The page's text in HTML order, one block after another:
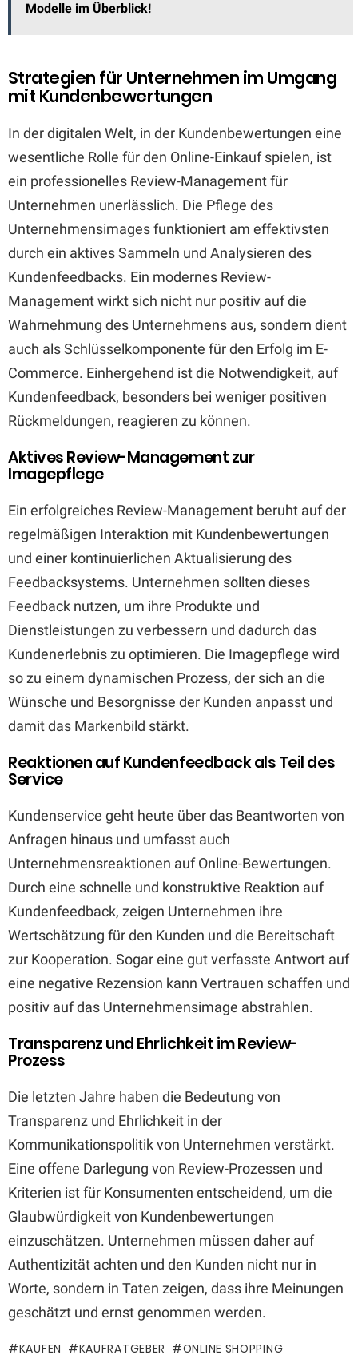
Modelle im Überblick!
Strategien für Unternehmen im Umgang
mit Kundenbewertungen
In der digitalen Welt, in der Kundenbewertungen eine
wesentliche Rolle für den Online-Einkauf spielen, ist
ein professionelles Review-Management für
Unternehmen unerlässlich. Die Pflege des
Unternehmensimages funktioniert am effektivsten
durch ein aktives Sammeln und Analysieren des
Kundenfeedbacks. Ein modernes Review-
Management wirkt sich nicht nur positiv auf die
Wahrnehmung des Unternehmens aus, sondern dient
auch als Schlüsselkomponente für den Erfolg im E-
Commerce. Einhergehend ist die Notwendigkeit, auf
Kundenfeedback, besonders bei weniger positiven
Rückmeldungen, reagieren zu können.
Aktives Review-Management zur
Imagepflege
Ein erfolgreiches Review-Management beruht auf der
regelmäßigen Interaktion mit Kundenbewertungen
und einer kontinuierlichen Aktualisierung des
Feedbacksystems. Unternehmen sollten dieses
Feedback nutzen, um ihre Produkte und
Dienstleistungen zu verbessern und dadurch das
Kundenerlebnis zu optimieren. Die Imagepflege wird
so zu einem dynamischen Prozess, der sich an die
Wünsche und Besorgnisse der Kunden anpasst und
damit das Markenbild stärkt.
Reaktionen auf Kundenfeedback als Teil des
Service
Kundenservice geht heute über das Beantworten von
Anfragen hinaus und umfasst auch
Unternehmensreaktionen auf Online-Bewertungen.
Durch eine schnelle und konstruktive Reaktion auf
Kundenfeedback, zeigen Unternehmen ihre
Wertschätzung für den Kunden und die Bereitschaft
zur Kooperation. Sogar eine gut verfasste Antwort auf
eine negative Rezension kann Vertrauen schaffen und
positiv auf das Unternehmensimage abstrahlen.
Transparenz und Ehrlichkeit im Review-
Prozess
Die letzten Jahre haben die Bedeutung von
Transparenz und Ehrlichkeit in der
Kommunikationspolitik von Unternehmen verstärkt.
Eine offene Darlegung von Review-Prozessen und
Kriterien ist für Konsumenten entscheidend, um die
Glaubwürdigkeit von Kundenbewertungen
einzuschätzen. Unternehmen müssen daher auf
Authentizität achten und den Kunden nicht nur in
Worte, sondern in Taten zeigen, dass ihre Meinungen
geschätzt und ernst genommen werden.
KAUFEN KAUFRATGEBER ONLINE SHOPPING